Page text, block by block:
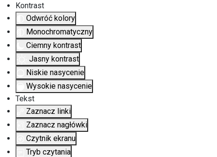
Kontrast
Odwróć kolory
Monochromatyczny
Ciemny kontrast
Jasny kontrast
Niskie nasycenie
Wysokie nasycenie
Tekst
Zaznacz linki
Zaznacz nagłówki
Czytnik ekranu
Tryb czytania